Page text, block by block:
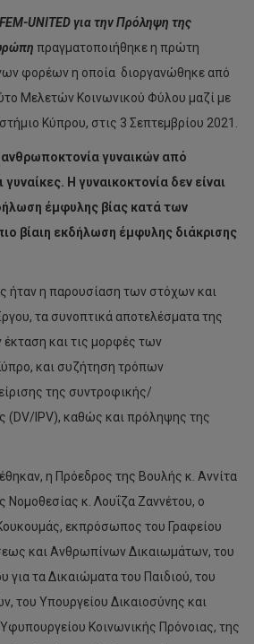
FEM-UNITED για την Πρόληψη της
πραγματοποιήθηκε η πρώτη
φορέων η οποία διοργανώθηκε από
Μελετών Κοινωνικού Φύλου μαζί με
Κύπρου, στις 3 Σεπτεμβρίου 2021.
ανθρωποκτονία γυναικών από
γυναίκες. Η γυναικοκτονία δεν είναι
έμφυλης βίας κατά των
βίαιη εκδήλωση έμφυλης διάκρισης
ήταν η παρουσίαση των στόχων και
τα συνοπτικά αποτελέσματα της
έκταση και τις μορφές των
και συζήτηση τρόπων
της συντροφικής/
(DV/IPV), καθώς και πρόληψης της
η Πρόεδρος της Βουλής κ. Αννίτα
Νομοθεσίας κ. Λουΐζα Ζαννέτου, ο
εκπρόσωπος του Γραφείου
και Ανθρωπίνων Δικαιωμάτων, του
για τα Δικαιώματα του Παιδιού, του
του Υπουργείου Δικαιοσύνης και
Κοινωνικής Πρόνοιας, της